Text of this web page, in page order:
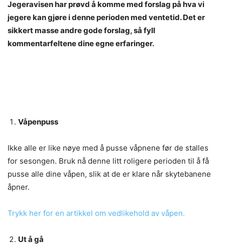
Jegeravisen har prøvd å komme med forslag på hva vi
jegere kan gjøre i denne perioden med ventetid. Det er
sikkert masse andre gode forslag, så fyll
kommentarfeltene dine egne erfaringer.
Våpenpuss
Ikke alle er like nøye med å pusse våpnene før de stalles
for sesongen. Bruk nå denne litt roligere perioden til å få
pusse alle dine våpen, slik at de er klare når skytebanene
åpner.
Trykk her for en artikkel om vedlikehold av våpen.
Ut å gå